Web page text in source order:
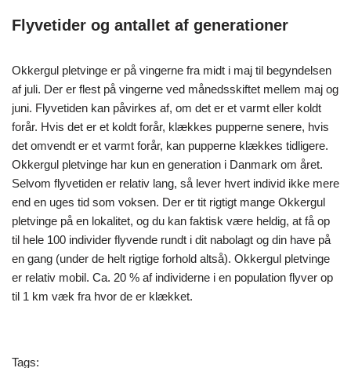
Flyvetider og antallet af generationer
Okkergul pletvinge er på vingerne fra midt i maj til begyndelsen
af juli. Der er flest på vingerne ved månedsskiftet mellem maj og
juni. Flyvetiden kan påvirkes af, om det er et varmt eller koldt
forår. Hvis det er et koldt forår, klækkes pupperne senere, hvis
det omvendt er et varmt forår, kan pupperne klækkes tidligere.
Okkergul pletvinge har kun en generation i Danmark om året.
Selvom flyvetiden er relativ lang, så lever hvert individ ikke mere
end en uges tid som voksen. Der er tit rigtigt mange Okkergul
pletvinge på en lokalitet, og du kan faktisk være heldig, at få op
til hele 100 individer flyvende rundt i dit nabolagt og din have på
en gang (under de helt rigtige forhold altså). Okkergul pletvinge
er relativ mobil. Ca. 20 % af individerne i en population flyver op
til 1 km væk fra hvor de er klækket.
Tags: